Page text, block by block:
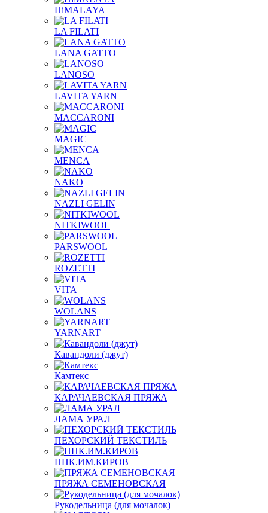
HiMALAYA
LA FILATI
LANA GATTO
LANOSO
LAVITA YARN
MACCARONI
MAGIC
MENCA
NAKO
NAZLI GELIN
NITKIWOOL
PARSWOOL
ROZETTI
VITA
WOLANS
YARNART
Кавандоли (джут)
Камтекс
КАРАЧАЕВСКАЯ ПРЯЖА
ЛАМА УРАЛ
ПЕХОРСКИЙ ТЕКСТИЛЬ
ПНК.ИМ.КИРОВ
ПРЯЖА СЕМЕНОВСКАЯ
Рукодельница (для мочалок)